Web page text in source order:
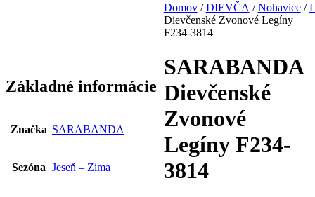
Domov/DIEVČA /Nohavice/
Dievčenské Zvonové Legíny
F234-3814
SARABANDA
Dievčenské
Zvonové
Legíny F234-
3814
Základné informácie
Značka SARABANDA
Sezóna Jeseň – Zima